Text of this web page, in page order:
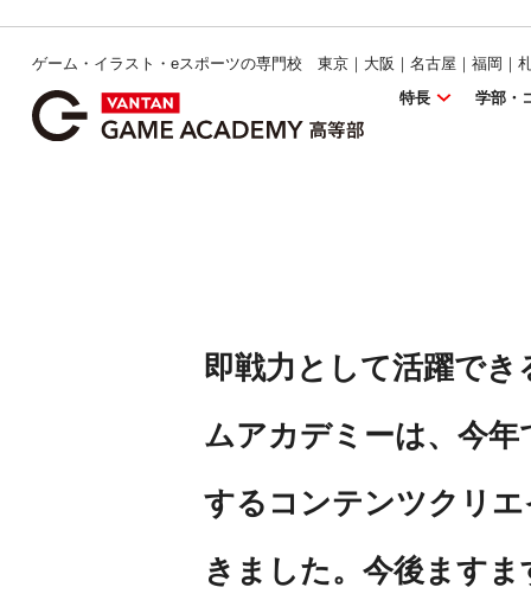
ゲーム・イラスト・eスポーツの専門校 東京｜大阪｜名古屋｜福岡｜
特長
学部・
即戦力として活躍で
ムアカデミーは、今
するコンテンツクリ
きました。今後ます